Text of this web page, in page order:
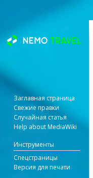
Заглавная страница
Свежие правки
Случайная статья
Help about MediaWiki
Инструменты
Спецстраницы
Версия для печати